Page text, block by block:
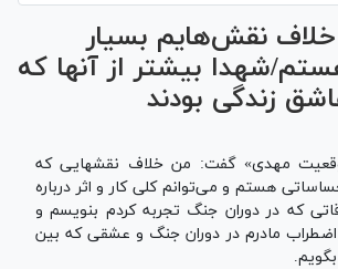
نقش‌هایم بسیار
شهدا بیشتر از آنها که
زندگی بودند
مهدی» گفت: من خلاف نقشهایی که
هستم و می‌توانم کلی کار و اثر درباره
که در دوران جنگ تجربه کردم بنویسم و
اضطراب مادرم در دوران جنگ و عشقی که بین
بگویم.